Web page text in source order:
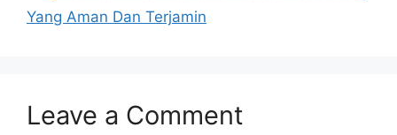
Yang Aman Dan Terjamin
Leave a Comment